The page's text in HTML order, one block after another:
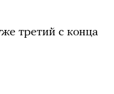
третий с конца